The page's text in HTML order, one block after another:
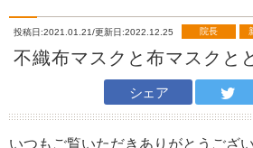
投稿日:2021.01.21/更新日:2022.12.25 院長
不織布マスクと布マスクと
シェア
いつもご覧いただきありがとうござい